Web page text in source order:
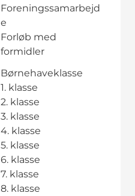
Foreningssamarbejd
e
Forløb med
formidler
Børnehaveklasse
1. klasse
2. klasse
3. klasse
4. klasse
5. klasse
6. klasse
7. klasse
8. klasse